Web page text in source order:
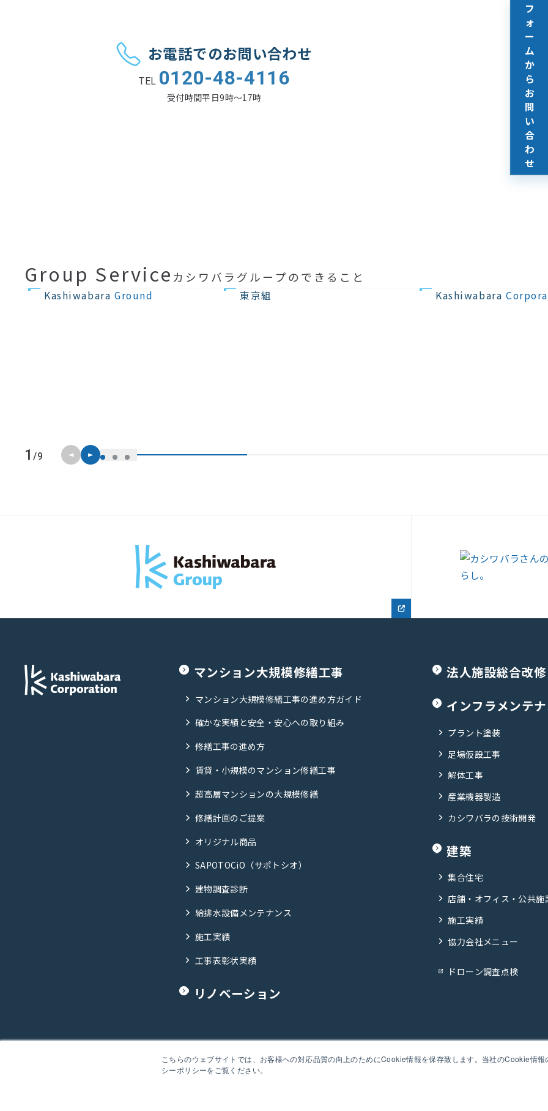
こちらのウェブサイトでは、お客様への対応品質の向上のためにCookie情報を保存致します。当社のCookie情
シーポリシーをご覧ください。
お電話でのお問い合わせ
TEL 0120-48-4116
受付時間平日9時〜17時
フ
ォ
ー
ム
か
ら
お
問
い
合
わ
せ
Group Service カシワバラグループのできること
不動産の開発
Kashiwabara Ground
住宅設計・建築
東京組 Kashiwabara
1/9 前のスライド
次のスライド
マンション大規模修繕工事
マンション大規模修繕工事の進め方ガイド
確かな実績と安全・安心への取り組み
修繕工事の進め方
賃貸・小規模のマンション修繕工事
超高層マンションの大規模修繕
修繕計画のご提案
オリジナル商品
SAPOTOCiO（サポトシオ）
建物調査診断
給排水設備メンテナンス
施工実績
工事表彰状実績
リノベーション
法人施設総合改修
インフラメンテ
プラント塗装
足場仮設工事
解体工事
産業機器製造
カシワバラの技術開発
建築
集合住宅
店舗・オフィス・公共
施工実績
協力会社メニュー
ドローン調査点検
プライバシーポリシー安全・品質・環境への取り組み企業行動規範